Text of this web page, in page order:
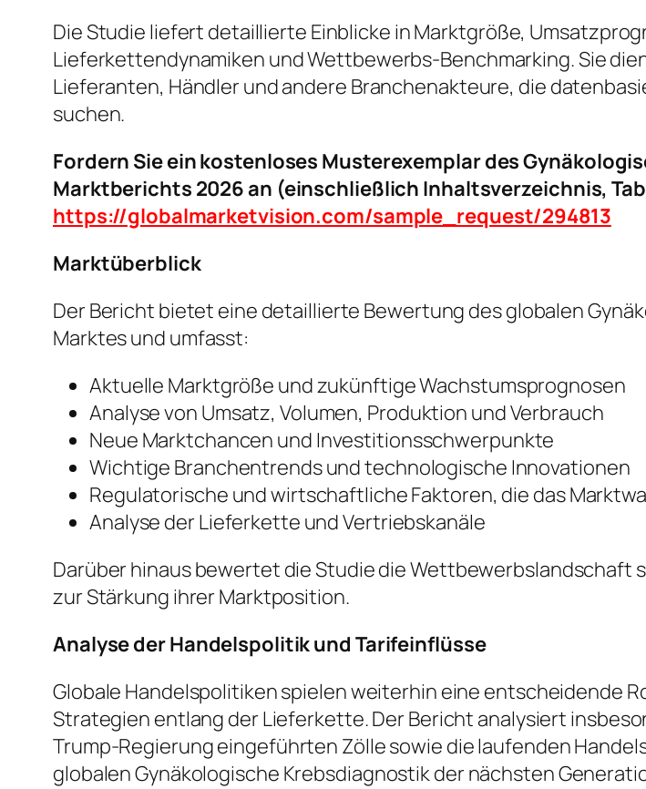
Die Studie liefert detaillierte Einblicke in Marktgröße,
Lieferkettendynamiken und Wettbewerbs-Benchmarking. Sie
Lieferanten, Händler und andere Branchenakteure, die
suchen.
Fordern Sie ein kostenloses Musterexemplar des
Marktberichts 2026 an (einschließlich Inhaltsverzeichnis,
https://globalmarketvision.com/sample_request/294813
Marktüberblick
Der Bericht bietet eine detaillierte Bewertung des globalen
Marktes und umfasst:
Aktuelle Marktgröße und zukünftige Wachstumsprognosen
Analyse von Umsatz, Volumen, Produktion und Verbrauch
Neue Marktchancen und Investitionsschwerpunkte
Wichtige Branchentrends und technologische Innovationen
Regulatorische und wirtschaftliche Faktoren, die das
Analyse der Lieferkette und Vertriebskanäle
Darüber hinaus bewertet die Studie die
zur Stärkung ihrer Marktposition.
Analyse der Handelspolitik und Tarifeinflüsse
Globale Handelspolitiken spielen weiterhin eine entscheidende
Strategien entlang der Lieferkette. Der Bericht analysiert
Trump-Regierung eingeführten Zölle sowie die laufenden
globalen Gynäkologische Krebsdiagnostik der nächsten